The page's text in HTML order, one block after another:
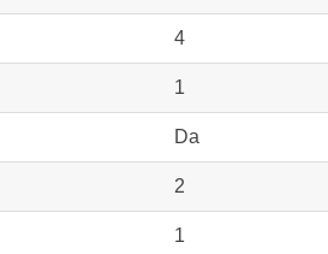
4
1
Da
2
1